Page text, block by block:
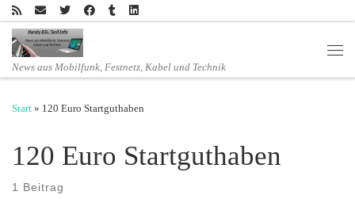
Zum Inhalt springen
News aus Mobilfunk, Festnetz, Kabel und Technik
Start » 120 Euro Startguthaben
120 Euro Startguthaben
1 Beitrag